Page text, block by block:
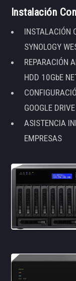
Instalación
INSTALACIÓN
SYNOLOGY
REPARACIÓN
HDD 10GbE
GOOGLE
ASISTENCIA
EMPRESAS